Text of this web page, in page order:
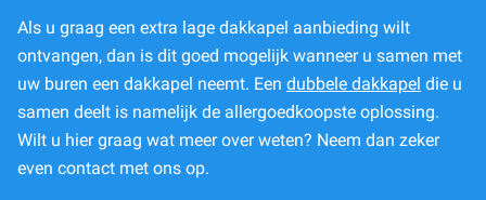
Als u graag een extra lage dakkapel aanbieding wilt
ontvangen, dan is dit goed mogelijk wanneer u samen met
uw buren een dakkapel neemt. Een dubbele dakkapel die u
samen deelt is namelijk de allergoedkoopste oplossing.
Wilt u hier graag wat meer over weten? Neem dan zeker
even contact met ons op.